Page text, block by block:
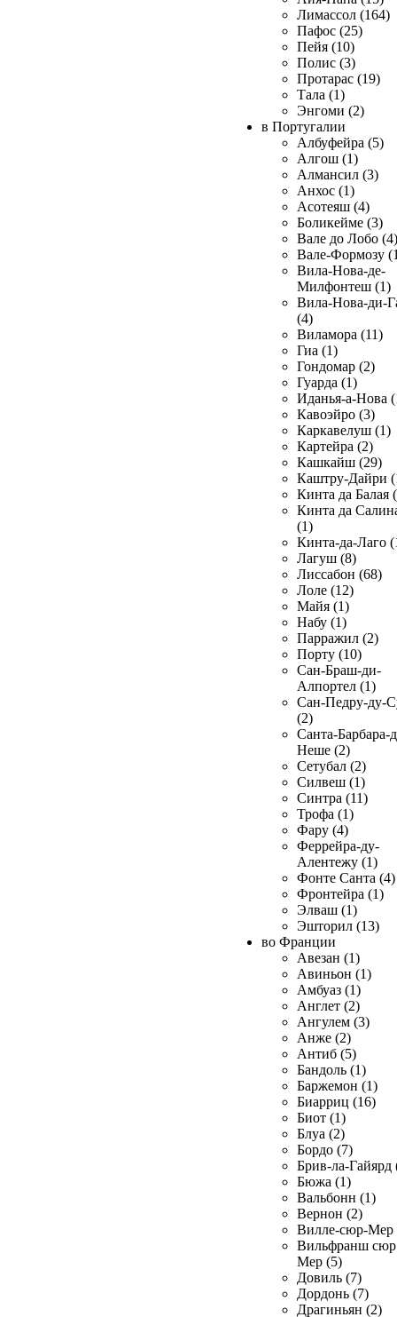
Лимассол (164)
Пафос (25)
Пейя (10)
Полис (3)
Протарас (19)
Тала (1)
Энгоми (2)
в Португалии
Албуфейра (5)
Алгош (1)
Алмансил (3)
Анхос (1)
Асотеяш (4)
Боликейме (3)
Вале до Лобо (4)
Вале-Формозу
Вила-Нова-де-
Милфонтеш (1)
Вила-Нова-ди-
(4)
Виламора (11)
Гиа (1)
Гондомар (2)
Гуарда (1)
Иданья-а-Нова
Кавоэйро (3)
Каркавелуш (1)
Картейра (2)
Кашкайш (29)
Каштру-Дайри
Кинта да Балая
Кинта да
(1)
Кинта-да-Лаго
Лагуш (8)
Лиссабон (68)
Лоле (12)
Майя (1)
Набу (1)
Парражил (2)
Порту (10)
Сан-Браш-ди-
Алпортел (1)
Сан-Педру-ду-
(2)
Санта-Барбара-
Неше (2)
Сетубал (2)
Силвеш (1)
Синтра (11)
Трофа (1)
Фару (4)
Феррейра-ду-
Алентежу (1)
Фонте Санта (4)
Фронтейра (1)
Элваш (1)
Эшторил (13)
во Франции
Авезан (1)
Авиньон (1)
Амбуаз (1)
Англет (2)
Ангулем (3)
Анже (2)
Антиб (5)
Бандоль (1)
Баржемон (1)
Биарриц (16)
Биот (1)
Блуа (2)
Бордо (7)
Брив-ла-Гайярд
Бюжа (1)
Вальбонн (1)
Вернон (2)
Вилле-сюр-Мер
Вильфранш сюр
Мер (5)
Довиль (7)
Дордонь (7)
Драгиньян (2)